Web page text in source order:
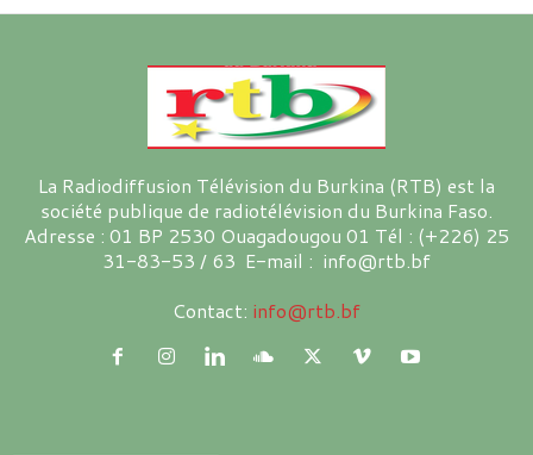
La Radiodiffusion Télévision du Burkina (RTB) est la
société publique de radiotélévision du Burkina Faso.
Adresse : 01 BP 2530 Ouagadougou 01 Tél : (+226) 25
31-83-53 / 63 E-mail : info@rtb.bf
Contact: info@rtb.bf